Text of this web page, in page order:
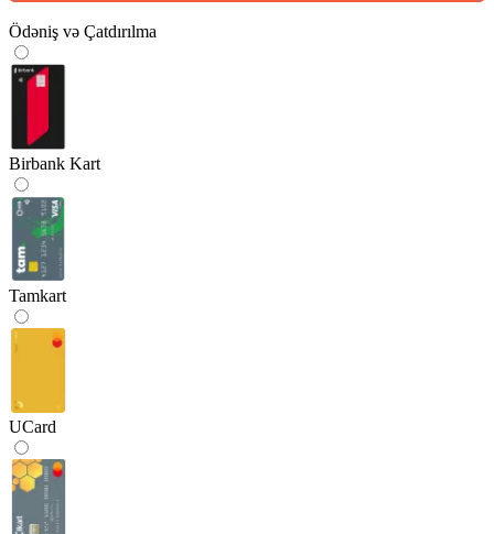
Ödəniş və Çatdırılma
Birbank Kart
Tamkart
UCard